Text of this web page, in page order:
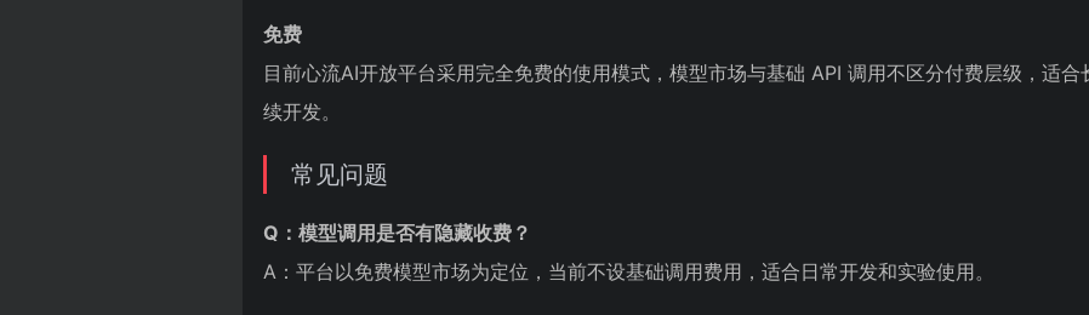
免费
目前心流AI开放平台采用完全免费的使用模式，模型市场与基础 API 调用不区分付费层级，适合
续开发。
常见问题
Q：模型调用是否有隐藏收费？
A：平台以免费模型市场为定位，当前不设基础调用费用，适合日常开发和实验使用。